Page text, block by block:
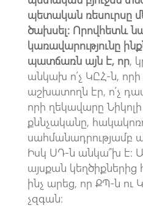
պետական ռեսուրսը
ծախսել։ Որովհետև
կառավարությունը
պատճառն այն է, որ,
անկախ ո՛չ ԿԸՀ-ն,
աշխատողն էր, ո՛չ
որի ղեկավարը
քննչականը,
սահմանադրությամբ
Իսկ ՍԴ-ն անկա՞խ է։
այսքան
ինչ արեց, որ ՔՊ-ն ու
չզգան։